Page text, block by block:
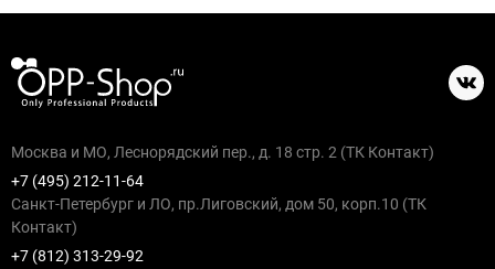
Москва и МО, Леснорядский пер., д. 18 стр. 2 (ТК Контакт)
+7 (495) 212-11-64
Санкт-Петербург и ЛО, пр.Лиговский, дом 50, корп.10 (ТК
Контакт)
+7 (812) 313-29-92